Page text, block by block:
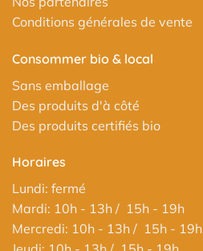
Conditions générales de vente
Consommer bio & local
Sans emballage
Des produits d'à côté
Des produits certifiés bio
Horaires
Lundi: fermé
Mardi: 10h - 13h / 15h - 19h
Mercredi: 10h - 13h / 15h - 19h